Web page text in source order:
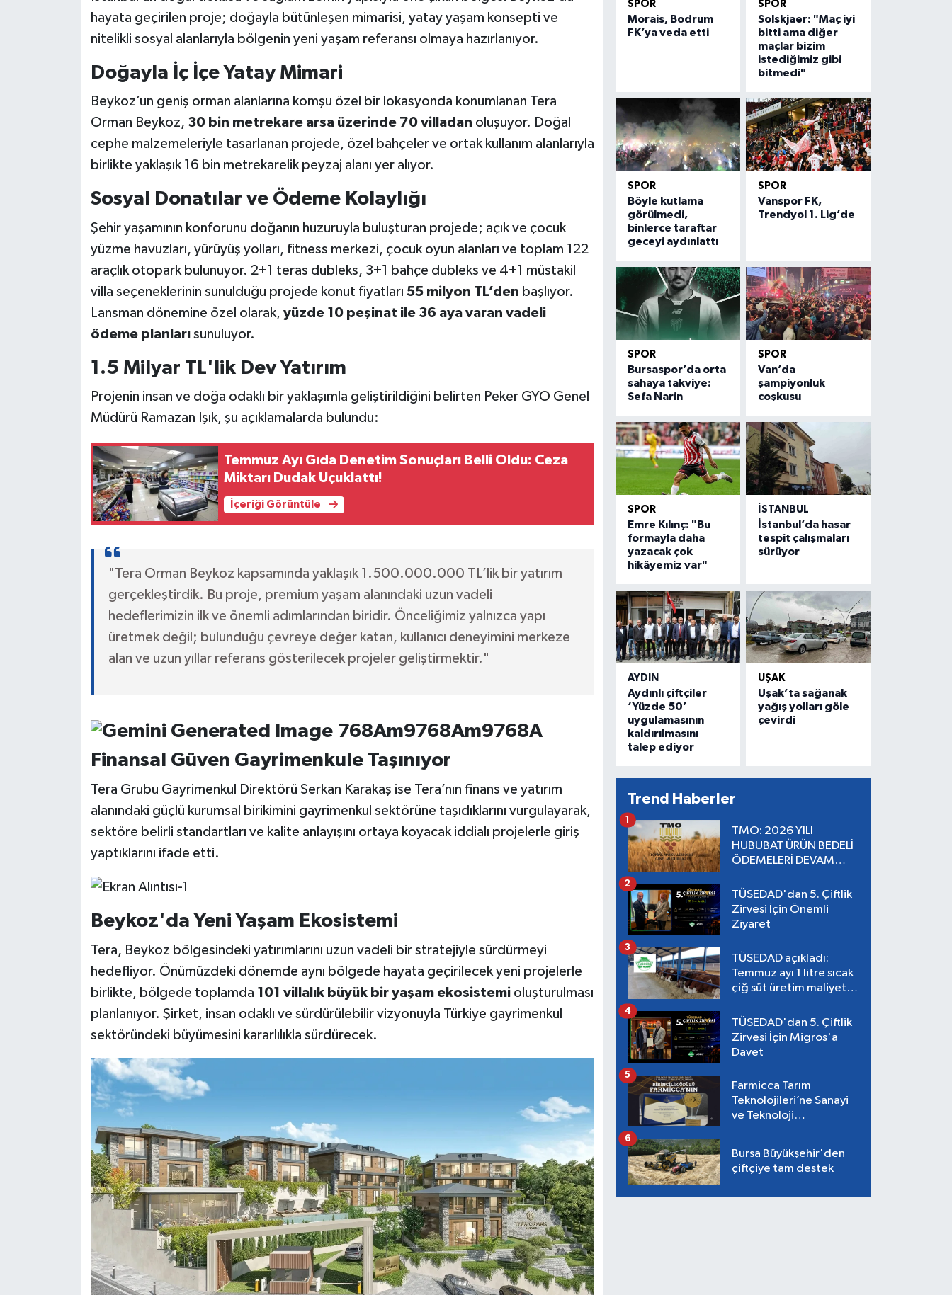
hayata geçirilen proje; doğayla bütünleşen mimarisi, yatay yaşam konsepti ve
nitelikli sosyal alanlarıyla bölgenin yeni yaşam referansı olmaya hazırlanıyor.
Doğayla İç İçe Yatay Mimari
Beykoz’un geniş orman alanlarına komşu özel bir lokasyonda konumlanan Tera
Orman Beykoz, 30 bin metrekare arsa üzerinde 70 villadan oluşuyor. Doğal
cephe malzemeleriyle tasarlanan projede, özel bahçeler ve ortak kullanım alanlarıyla
birlikte yaklaşık 16 bin metrekarelik peyzaj alanı yer alıyor.
Sosyal Donatılar ve Ödeme Kolaylığı
Şehir yaşamının konforunu doğanın huzuruyla buluşturan projede; açık ve çocuk
yüzme havuzları, yürüyüş yolları, fitness merkezi, çocuk oyun alanları ve toplam 122
araçlık otopark bulunuyor. 2+1 teras dubleks, 3+1 bahçe dubleks ve 4+1 müstakil
villa seçeneklerinin sunulduğu projede konut fiyatları 55 milyon TL’den başlıyor.
Lansman dönemine özel olarak, yüzde 10 peşinat ile 36 aya varan vadeli
ödeme planlarısunuluyor.
1.5 Milyar TL'lik Dev Yatırım
Projenin insan ve doğa odaklı bir yaklaşımla geliştirildiğini belirten Peker GYO Genel
Müdürü Ramazan Işık, şu açıklamalarda bulundu:
Temmuz Ayı Gıda Denetim Sonuçları Belli Oldu: Ceza
Miktarı Dudak Uçuklattı!
İçeriği Görüntüle
"Tera Orman Beykoz kapsamında yaklaşık 1.500.000.000 TL’lik bir yatırım
gerçekleştirdik. Bu proje, premium yaşam alanındaki uzun vadeli
hedeflerimizin ilk ve önemli adımlarından biridir. Önceliğimiz yalnızca yapı
üretmek değil; bulunduğu çevreye değer katan, kullanıcı deneyimini merkeze
alan ve uzun yıllar referans gösterilecek projeler geliştirmektir."
Finansal Güven Gayrimenkule Taşınıyor
Tera Grubu Gayrimenkul Direktörü Serkan Karakaş ise Tera’nın finans ve yatırım
alanındaki güçlü kurumsal birikimini gayrimenkul sektörüne taşıdıklarını vurgulayarak,
sektöre belirli standartları ve kalite anlayışını ortaya koyacak iddialı projelerle giriş
yaptıklarını ifade etti.
Beykoz'da Yeni Yaşam Ekosistemi
Tera, Beykoz bölgesindeki yatırımlarını uzun vadeli bir stratejiyle sürdürmeyi
hedefliyor. Önümüzdeki dönemde aynı bölgede hayata geçirilecek yeni projelerle
birlikte, bölgede toplamda 101 villalık büyük bir yaşam ekosistemioluşturulması
planlanıyor. Şirket, insan odaklı ve sürdürülebilir vizyonuyla Türkiye gayrimenkul
sektöründeki büyümesini kararlılıkla sürdürecek.
SPOR
Morais, Bodrum
FK’ya veda etti
SPOR
Solskjaer: "Maç iyi
bitti ama diğer
maçlar bizim
istediğimiz gibi
bitmedi"
SPOR
Böyle kutlama
görülmedi,
binlerce taraftar
geceyi aydınlattı
SPOR
Vanspor FK,
Trendyol 1. Lig’de
SPOR
Bursaspor’da orta
sahaya takviye:
Sefa Narin
SPOR
Van’da
şampiyonluk
coşkusu
SPOR
Emre Kılınç: "Bu
formayla daha
yazacak çok
hikâyemiz var"
İSTANBUL
İstanbul’da hasar
tespit çalışmaları
sürüyor
AYDIN
Aydınlı çiftçiler
‘Yüzde 50’
uygulamasının
kaldırılmasını
talep ediyor
UŞAK
Uşak’ta sağanak
yağış yolları göle
çevirdi
Trend Haberler
TMO: 2026 YILI
HUBUBAT ÜRÜN BEDELİ
ÖDEMELERİ DEVAM
1
TÜSEDAD'dan 5. Çiftlik
Zirvesi İçin Önemli
Ziyaret
2
TÜSEDAD açıkladı:
Temmuz ayı 1 litre sıcak
çiğ süt üretim maliyeti
3
TÜSEDAD'dan 5. Çiftlik
Zirvesi İçin Migros'a
Davet
4
Farmicca Tarım
Teknolojileri’ne Sanayi
ve Teknoloji
5
Bursa Büyükşehir'den
çiftçiye tam destek
6